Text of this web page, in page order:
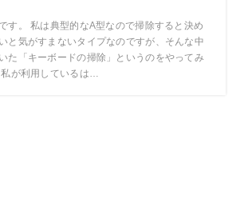
す。 私は典型的なA型なので掃除すると決め
と気がすまないタイプなのですが、そんな中
た「キーボードの掃除」というのをやってみ
が利用しているは…